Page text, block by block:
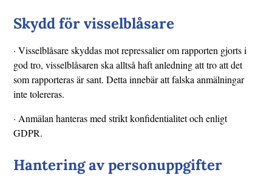
Skydd för visselblåsare
· Visselblåsare skyddas mot repressalier om rapporten gjorts i
god tro, visselblåsaren ska alltså haft anledning att tro att det
som rapporteras är sant. Detta innebär att falska anmälningar
inte tolereras.
· Anmälan hanteras med strikt konfidentialitet och enligt
GDPR.
Hantering av personuppgifter